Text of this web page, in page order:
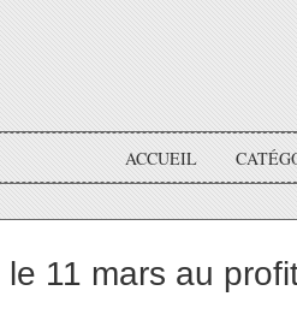
ACCUEIL
11 mars au